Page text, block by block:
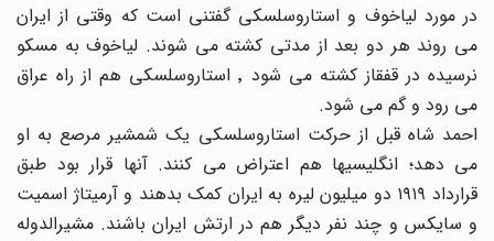
در مورد لیاخوف و استاروسلسکی گفتنی است که وقتی از ایران
می روند هر دو بعد از مدتی کشته می شوند. لیاخوف به مسکو
نرسیده در قفقاز کشته می شود ٬ استاروسلسکی هم از راه عراق
می رود و گم می شود.
احمد شاه قبل از حرکت استاروسلسکی یک شمشیر مرصع به او
می دهد؛ انگلیسیها هم اعتراض می کنند. آنها قرار بود طبق
قرارداد ١٩١٩ دو میلیون لیره به ایران کمک بدهند و آرمیتاژ اسمیت
و سایکس و چند نفر دیگر هم در ارتش ایران باشند. مشیرالدوله